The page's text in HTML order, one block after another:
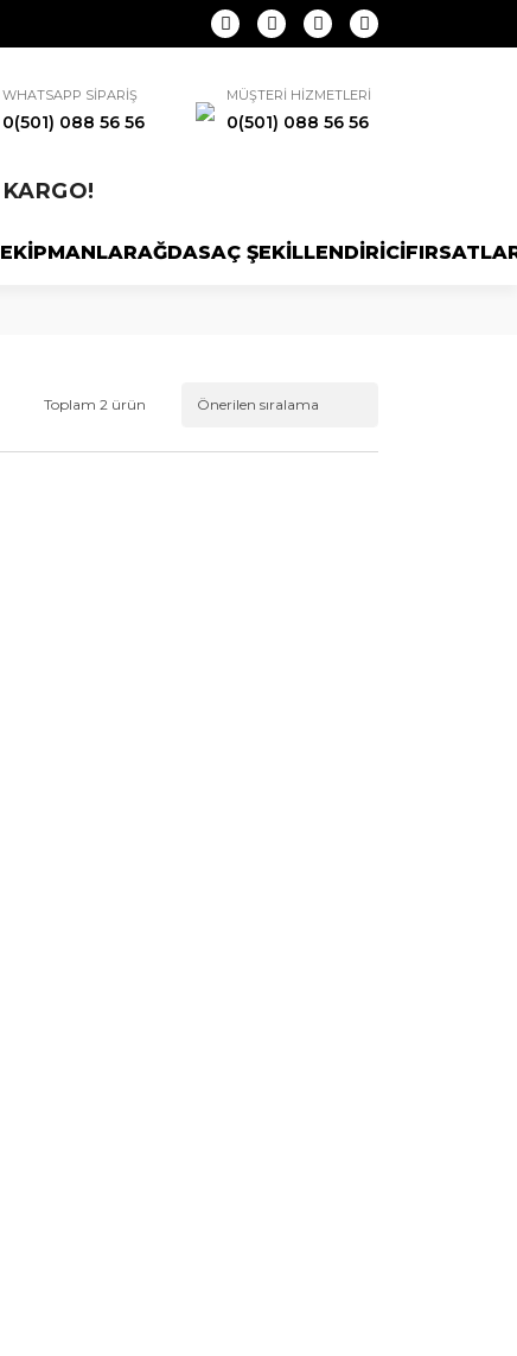
WHATSAPP SİPARİŞ
0(501) 088 56 56
MÜŞTERİ HİZMETLERİ
0(501) 088 56 56
KARGO!
AĞDASAÇ ŞEKİLLENDİRİCİ
Toplam 2 ürün